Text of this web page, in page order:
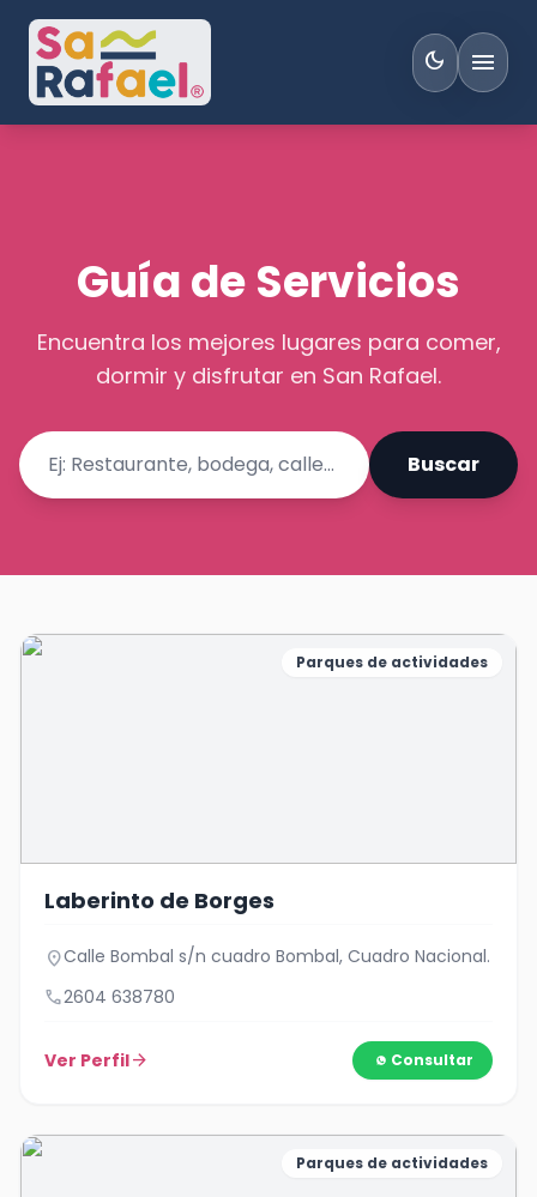
dark_mode menu
Guía de Servicios
Encuentra los mejores lugares para comer,
dormir y disfrutar en San Rafael.
Buscar
Parques de actividades
Laberinto de Borges
location_onCalle Bombal s/n cuadro Bombal, Cuadro Nacional.
call2604 638780
Ver Perfilarrow_forward Consultar
Parques de actividades